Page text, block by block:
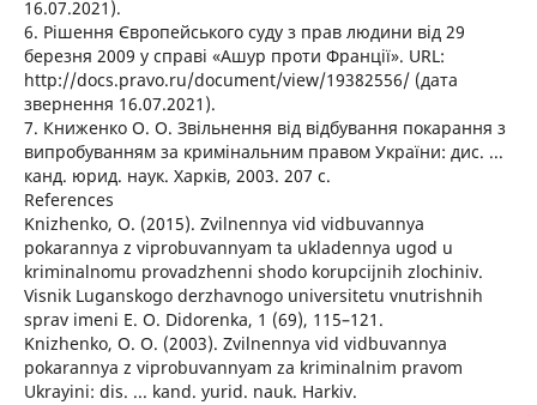
16.07.2021).
6. Рішення Європейського суду з прав людини від 29
березня 2009 у справі «Ашур проти Франції». URL:
http://docs.pravo.ru/document/view/19382556/ (дата
звернення 16.07.2021).
7. Книженко О. О. Звільнення від відбування покарання з
випробуванням за кримінальним правом України: дис. ...
канд. юрид. наук. Харків, 2003. 207 с.
References
Knizhenko, O. (2015). Zvilnennya vid vidbuvannya
pokarannya z viprobuvannyam ta ukladennya ugod u
kriminalnomu provadzhenni shodo korupcijnih zlochiniv.
Visnik Luganskogo derzhavnogo universitetu vnutrishnih
sprav imeni E. O. Didorenka, 1 (69), 115–121.
Knizhenko, O. O. (2003). Zvilnennya vid vidbuvannya
pokarannya z viprobuvannyam za kriminalnim pravom
Ukrayini: dis. ... kand. yurid. nauk. Harkiv.